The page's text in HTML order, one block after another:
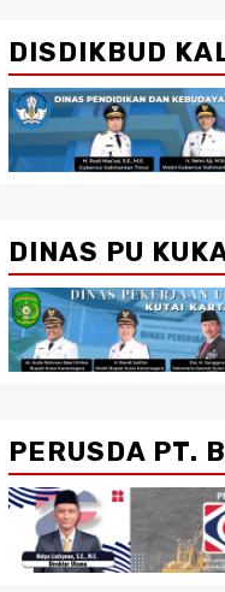
DISDIKBUD
DINAS PU
PERUSDA PT.